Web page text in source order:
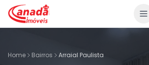
Home Bairros Arraial Paulista